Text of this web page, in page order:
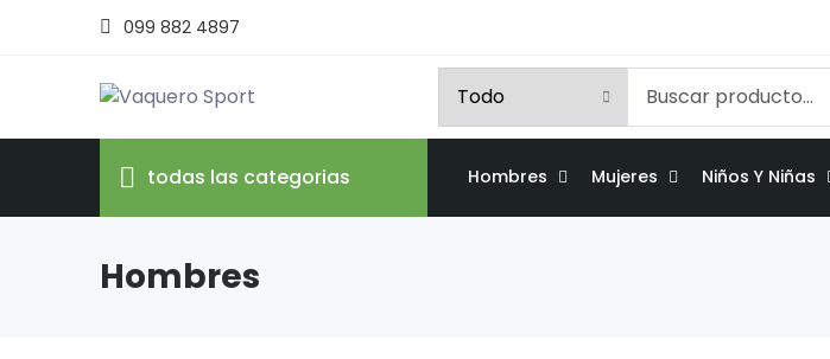
099 882 4897
todas las categorias Hombres Mujeres Niños Y Niñas
Hombres